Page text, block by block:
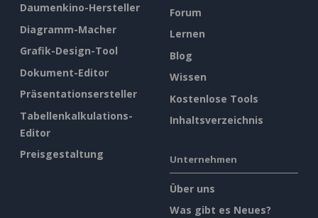
Daumenkino-Hersteller
Diagramm-Macher
Grafik-Design-Tool
Dokument-Editor
Präsentationsersteller
Tabellenkalkulations-
Editor
Preisgestaltung
Forum
Lernen
Blog
Wissen
Kostenlose Tools
Inhaltsverzeichnis
Unternehmen
Über uns
Was gibt es Neues?